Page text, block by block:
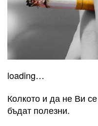
loading…
Колкото и да не Ви
бъдат полезни.